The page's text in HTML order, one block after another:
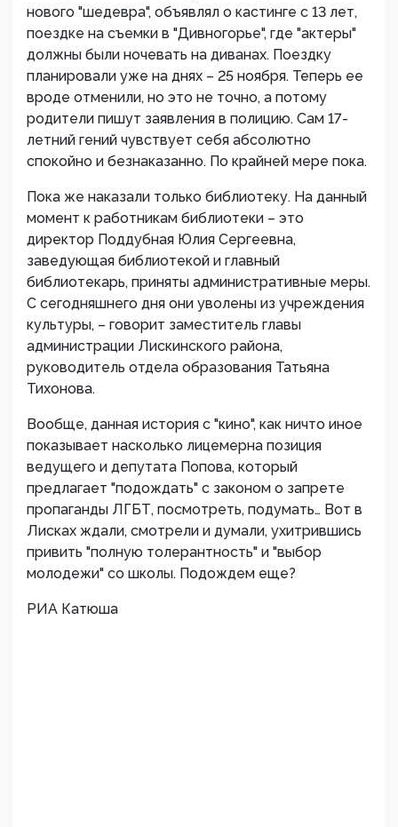
нового "шедевра", объявлял о кастинге с 13 лет,
поездке на съемки в "Дивногорье", где "актеры"
должны были ночевать на диванах. Поездку
планировали уже на днях – 25 ноября. Теперь ее
вроде отменили, но это не точно, а потому
родители пишут заявления в полицию. Сам 17-
летний гений чувствует себя абсолютно
спокойно и безнаказанно. По крайней мере пока.
Пока же наказали только библиотеку. На данный
момент к работникам библиотеки – это
директор Поддубная Юлия Сергеевна,
заведующая библиотекой и главный
библиотекарь, приняты административные меры.
С сегодняшнего дня они уволены из учреждения
культуры, – говорит заместитель главы
администрации Лискинского района,
руководитель отдела образования Татьяна
Тихонова.
Вообще, данная история с "кино", как ничто иное
показывает насколько лицемерна позиция
ведущего и депутата Попова, который
предлагает "подождать" с законом о запрете
пропаганды ЛГБТ, посмотреть, подумать… Вот в
Лисках ждали, смотрели и думали, ухитрившись
привить "полную толерантность" и "выбор
молодежи" со школы. Подождем еще?
РИА Катюша